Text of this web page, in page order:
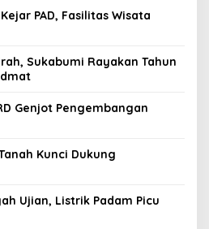
PAD, Fasilitas Wisata
Sukabumi Rayakan Tahun
Genjot Pengembangan
Kunci Dukung
Ujian, Listrik Padam Picu